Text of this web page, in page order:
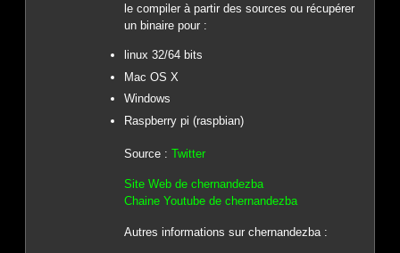
le compiler à partir des sources ou récupérer
un binaire pour :
linux 32/64 bits
Mac OS X
Windows
Raspberry pi (raspbian)
Source : Twitter
Site Web de chernandezba
Chaine Youtube de chernandezba
Autres informations sur chernandezba :